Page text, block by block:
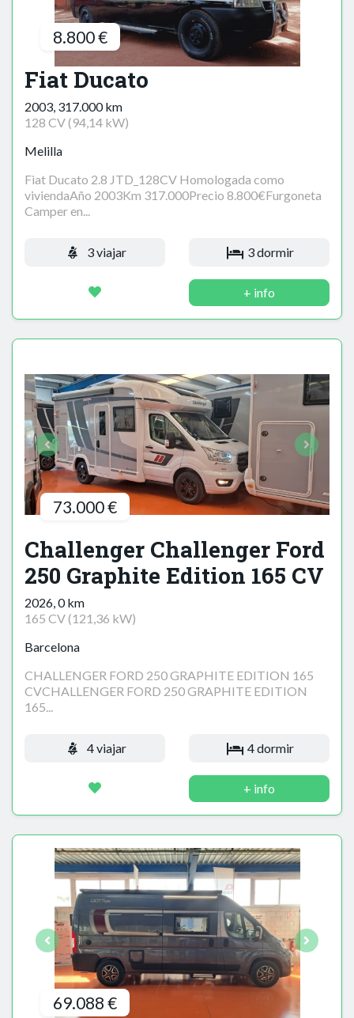
8.800 €
Fiat Ducato
2003, 317.000 km
128 CV (94,14 kW)
Melilla
Fiat Ducato 2.8 JTD_128CV Homologada como
viviendaAño 2003Km 317.000Precio 8.800€Furgoneta
Camper en...
3 viajar 3 dormir
+ info
73.000 €
Challenger Challenger Ford
250 Graphite Edition 165 CV
2026, 0 km
165 CV (121,36 kW)
Barcelona
CHALLENGER FORD 250 GRAPHITE EDITION 165
CVCHALLENGER FORD 250 GRAPHITE EDITION
165...
4 viajar 4 dormir
+ info
69.088 €